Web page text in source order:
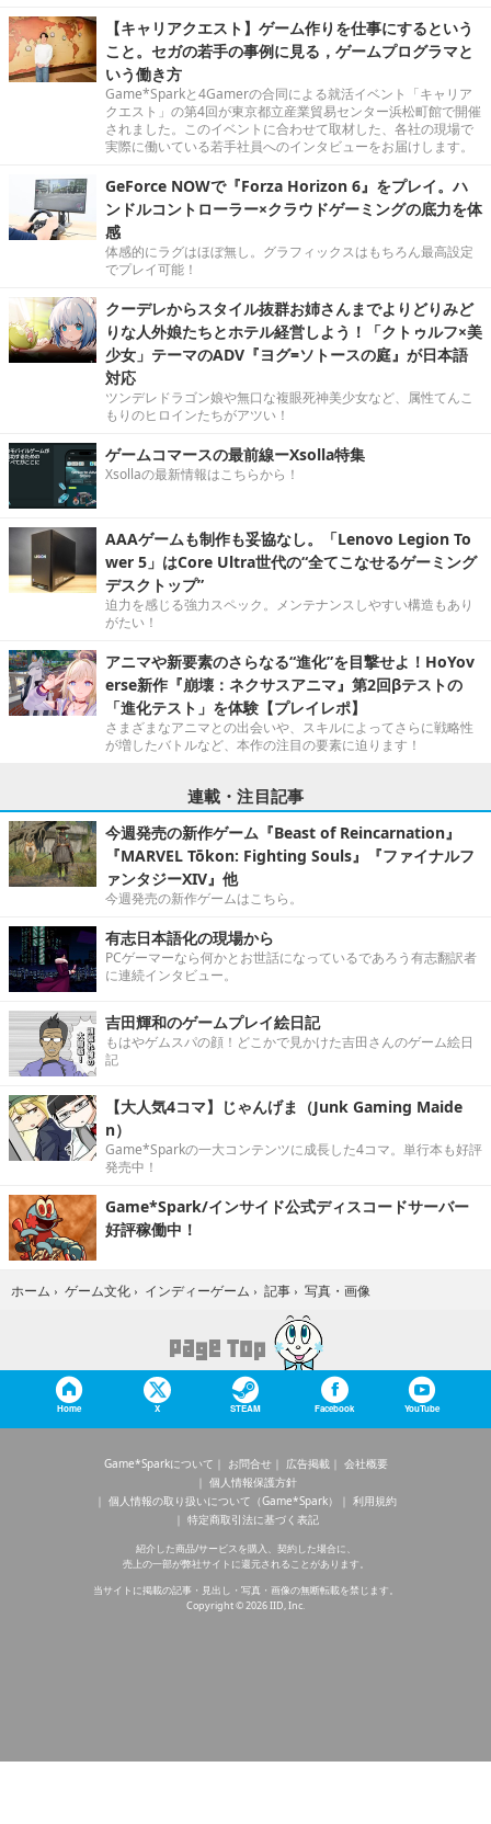
【キャリアクエスト】ゲーム作りを仕事にするという
こと。セガの若手の事例に見る，ゲームプログラマと
いう働き方
Game*Sparkと4Gamerの合同による就活イベント「キャリア
クエスト」の第4回が東京都立産業貿易センター浜松町館で開催
されました。このイベントに合わせて取材した、各社の現場で
実際に働いている若手社員へのインタビューをお届けします。
GeForce NOWで『Forza Horizon 6』をプレイ。ハ
ンドルコントローラー×クラウドゲーミングの底力を体
感
体感的にラグはほぼ無し。グラフィックスはもちろん最高設定
でプレイ可能！
クーデレからスタイル抜群お姉さんまでよりどりみど
りな人外娘たちとホテル経営しよう！「クトゥルフ×美
少女」テーマのADV『ヨグ=ソトースの庭』が日本語
対応
ツンデレドラゴン娘や無口な複眼死神美少女など、属性てんこ
もりのヒロインたちがアツい！
ゲームコマースの最前線ーXsolla特集
Xsollaの最新情報はこちらから！
AAAゲームも制作も妥協なし。「Lenovo Legion To
wer 5」はCore Ultra世代の“全てこなせるゲーミング
デスクトップ”
迫力を感じる強力スペック。メンテナンスしやすい構造もあり
がたい！
アニマや新要素のさらなる“進化”を目撃せよ！HoYov
erse新作『崩壊：ネクサスアニマ』第2回βテストの
「進化テスト」を体験【プレイレポ】
さまざまなアニマとの出会いや、スキルによってさらに戦略性
が増したバトルなど、本作の注目の要素に迫ります！
連載・注目記事
今週発売の新作ゲーム『Beast of Reincarnation』
『MARVEL Tōkon: Fighting Souls』『ファイナルフ
ァンタジーXIV』他
今週発売の新作ゲームはこちら。
有志日本語化の現場から
PCゲーマーなら何かとお世話になっているであろう有志翻訳者
に連続インタビュー。
吉田輝和のゲームプレイ絵日記
もはやゲムスパの顔！どこかで見かけた吉田さんのゲーム絵日
記
【大人気4コマ】じゃんげま（Junk Gaming Maide
n）
Game*Sparkの一大コンテンツに成長した4コマ。単行本も好評
発売中！
Game*Spark/インサイド公式ディスコードサーバー
好評稼働中！
ホーム › ゲーム文化 › インディーゲーム › 記事 › 写真・画像
Home X STEAM Facebook YouTube
Game*Sparkについて お問合せ 広告掲載
会社概要
個人情報保護方針
個人情報の取り扱いについて（Game*Spark）
利用規約
特定商取引法に基づく表記
紹介した商品/サービスを購入、契約した場合に、
売上の一部が弊社サイトに還元されることがあります。
当サイトに掲載の記事・見出し・写真・画像の無断転載を禁じます。
Copyright © 2026 IID, Inc.